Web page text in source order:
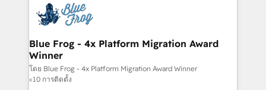
team of 25+ experts Contact us today to help you
get more from your investment in HubSpot.
Implementation partner, we provide expertise to
drive your business forward. Since 2015 we are fully
dedicated to HubSpot and with an experienced
team (50+), we work with reputable companies in
B2B sectors such as manufacturing, SaaS and
business services. We prepare a customized
Blue Frog - 4x Platform Migration Award
Winner
โดย Blue Frog - 4x Platform Migration Award Winner
<10 การติดตั้ง